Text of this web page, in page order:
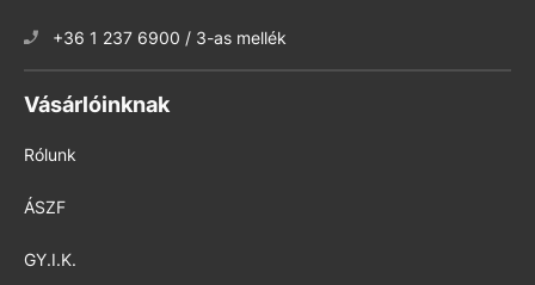
+36 1 237 6900 / 3-as mellék
Vásárlóinknak
Rólunk
ÁSZF
GY.I.K.